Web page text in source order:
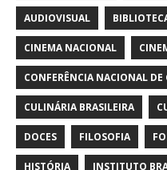
AUDIOVISUAL
CINEMA NACIONAL
CONFERÊNCIA NACIONAL DE
CULINÁRIA BRASILEIRA
DOCES FILOSOFIA
HISTÓRIA INSTITUTO